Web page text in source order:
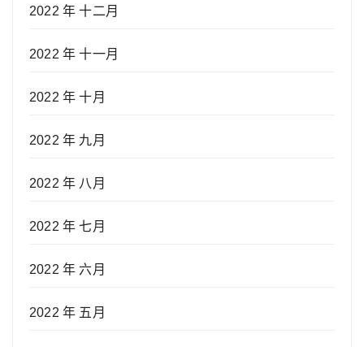
2022 年 十二月
2022 年 十一月
2022 年 十月
2022 年 九月
2022 年 八月
2022 年 七月
2022 年 六月
2022 年 五月